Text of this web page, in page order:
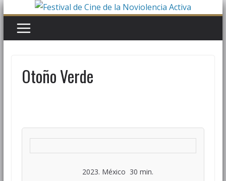
Otoño Verde
2023. México 30 min.